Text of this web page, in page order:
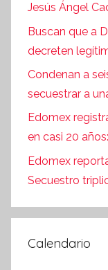
Jesús Ángel
Buscan que a
decreten
Condenan a
secuestrar a
Edomex
en casi 20
Edomex
Secuestro
Calendario